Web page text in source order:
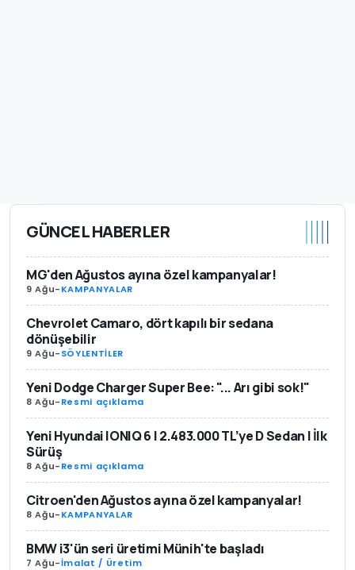
GÜNCEL HABERLER
MG'den Ağustos ayına özel kampanyalar!
9 Ağu-KAMPANYALAR
Chevrolet Camaro, dört kapılı bir sedana
dönüşebilir
9 Ağu-SÖYLENTİLER
Yeni Dodge Charger Super Bee: "... Arı gibi sok!"
8 Ağu-Resmi açıklama
Yeni Hyundai IONIQ 6 | 2.483.000 TL’ye D Sedan | İlk
Sürüş
8 Ağu-Resmi açıklama
Citroen'den Ağustos ayına özel kampanyalar!
8 Ağu-KAMPANYALAR
BMW i3'ün seri üretimi Münih'te başladı
7 Ağu-İmalat / Üretim